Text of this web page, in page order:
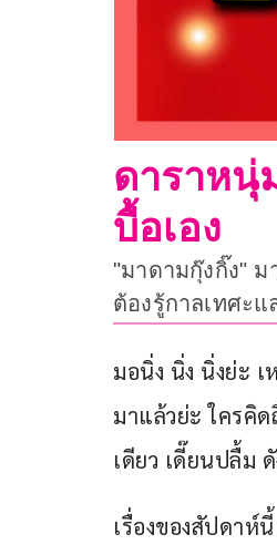
ดาราหนุ่
บื้อเอง
"มาดามกุ๊งกิ๊ง" ม
ต้องรู้กาลเทศะแ
มอนิ่ง นิ่ง นิ่งย่ะ
มาแล้วย่ะ ใครคิ
เดียว เดี๊ยนปลื้ม
เรื่องของสัปดาห์